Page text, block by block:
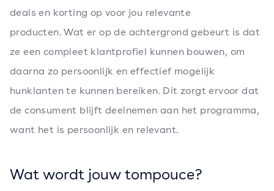
deals en korting op voor jou relevante
producten. Wat er op de achtergrond gebeurt is dat
ze een compleet klantprofiel kunnen bouwen, om
daarna zo persoonlijk en effectief mogelijk
hunklanten te kunnen bereiken. Dit zorgt ervoor dat
de consument blijft deelnemen aan het programma,
want het is persoonlijk en relevant.
Wat wordt jouw tompouce?